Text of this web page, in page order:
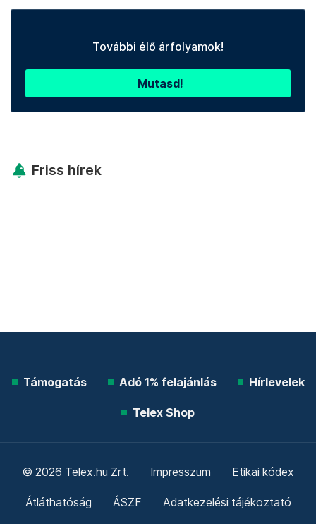
További élő árfolyamok!
Mutasd!
Friss hírek
Támogatás Adó 1% felajánlás Hírlevelek
Telex Shop
© 2026 Telex.hu Zrt. Impresszum Etikai kódex
Átláthatóság ÁSZF Adatkezelési tájékoztató